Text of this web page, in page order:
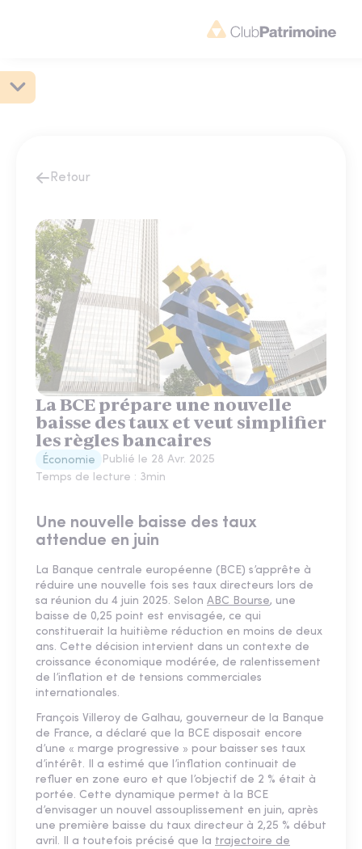
Retour
La BCE prépare une nouvelle
baisse des taux et veut simplifier
les règles bancaires
Économie Publié le 28 Avr. 2025
Temps de lecture : 3min
Une nouvelle baisse des taux
attendue en juin
La Banque centrale européenne (BCE) s’apprête à
réduire une nouvelle fois ses taux directeurs lors de
sa réunion du 4 juin 2025. Selon ABC Bourse, une
baisse de 0,25 point est envisagée, ce qui
constituerait la huitième réduction en moins de deux
ans. Cette décision intervient dans un contexte de
croissance économique modérée, de ralentissement
de l’inflation et de tensions commerciales
internationales.
François Villeroy de Galhau, gouverneur de la Banque
de France, a déclaré que la BCE disposait encore
d’une « marge progressive » pour baisser ses taux
d’intérêt. Il a estimé que l’inflation continuait de
refluer en zone euro et que l’objectif de 2 % était à
portée. Cette dynamique permet à la BCE
d’envisager un nouvel assouplissement en juin, après
une première baisse du taux directeur à 2,25 % début
avril. Il a toutefois précisé que la trajectoire de